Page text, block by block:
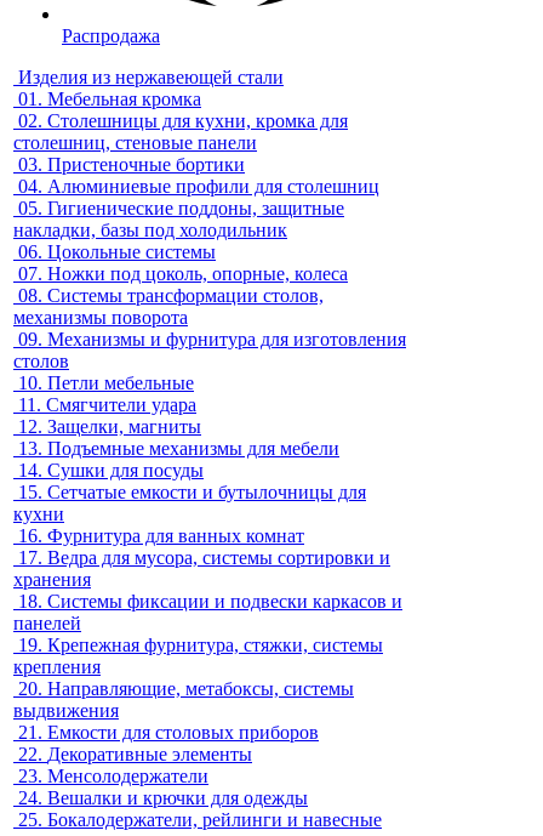
Распродажа
Изделия из нержавеющей стали
01. Мебельная кромка
02. Столешницы для кухни, кромка для
столешниц, стеновые панели
03. Пристеночные бортики
04. Алюминиевые профили для столешниц
05. Гигиенические поддоны, защитные
накладки, базы под холодильник
06. Цокольные системы
07. Ножки под цоколь, опорные, колеса
08. Системы трансформации столов,
механизмы поворота
09. Механизмы и фурнитура для изготовления
столов
10. Петли мебельные
11. Смягчители удара
12. Защелки, магниты
13. Подъемные механизмы для мебели
14. Сушки для посуды
15. Сетчатые емкости и бутылочницы для
кухни
16. Фурнитура для ванных комнат
17. Ведра для мусора, системы сортировки и
хранения
18. Системы фиксации и подвески каркасов и
панелей
19. Крепежная фурнитура, стяжки, системы
крепления
20. Направляющие, метабоксы, системы
выдвижения
21. Емкости для столовых приборов
22. Декоративные элементы
23. Менсолодержатели
24. Вешалки и крючки для одежды
25. Бокалодержатели, рейлинги и навесные